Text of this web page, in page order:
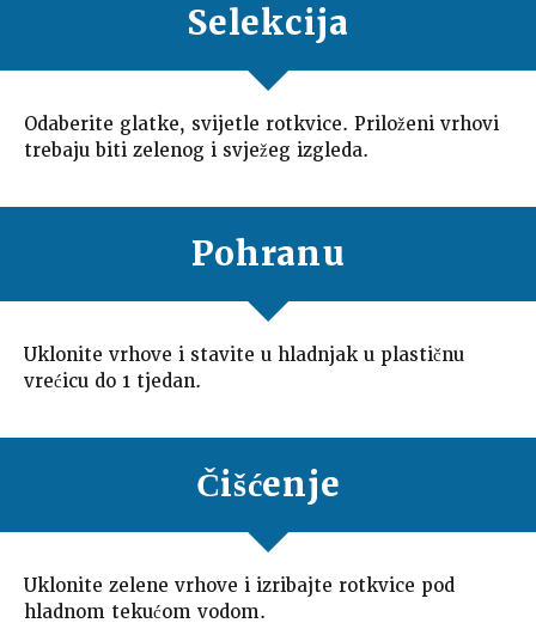
Selekcija
Odaberite glatke, svijetle rotkvice. Priloženi vrhovi
trebaju biti zelenog i svježeg izgleda.
Pohranu
Uklonite vrhove i stavite u hladnjak u plastičnu
vrećicu do 1 tjedan.
Čišćenje
Uklonite zelene vrhove i izribajte rotkvice pod
hladnom tekućom vodom.